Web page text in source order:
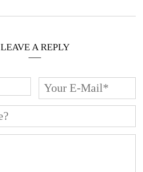
LEAVE A REPLY